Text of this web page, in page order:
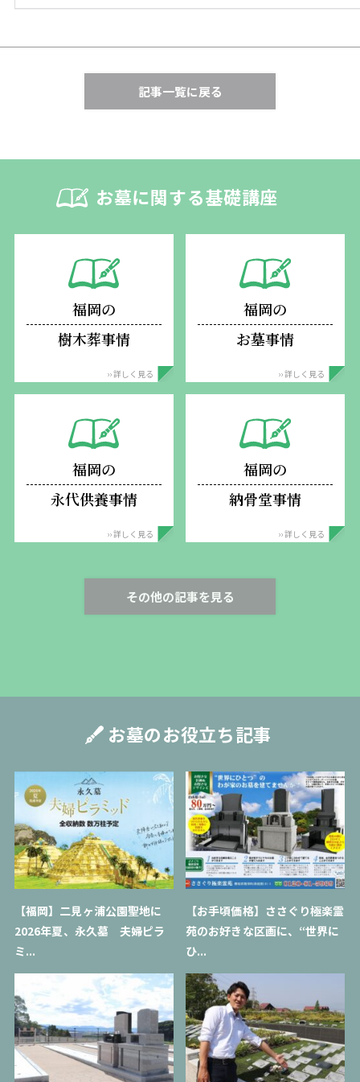
記事一覧に戻る
お墓に関する基礎講座
福岡の
樹木葬事情
›› 詳しく見る
福岡の
お墓事情
›› 詳しく見る
福岡の
永代供養事情
›› 詳しく見る
福岡の
納骨堂事情
›› 詳しく見る
その他の記事を見る
お墓のお役立ち記事
【福岡】二見ヶ浦公園聖地に
2026年夏、永久墓 夫婦ピラ
ミ...
【お手頃価格】ささぐり極楽霊
苑のお好きな区画に、“世界に
ひ...